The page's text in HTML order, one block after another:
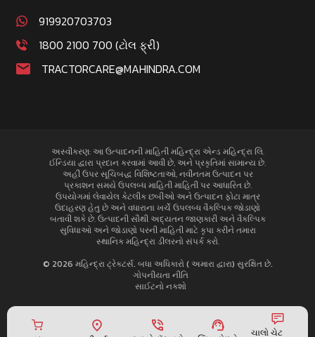
ચાલો ચેટ
919920703703
1800 2100 700 (ટોલ ફ્રી)
TRACTORCARE@MAHINDRA.COM
અસ્વીકરણ: આ ઉત્પાદનની માહિતી મહિન્દ્રા એન્ડ મહિન્દ્રા લિ.
ઈન્ડિયા દ્વારા પ્રદાન કરવામાં આવી છે, અને પ્રકૃતિમાં સામાન્ય છે.
અહીં ઉપર સૂચિબદ્ધ વિશિષ્ટતાઓ, નવીનતમ ઉત્પાદન પર
પ્રકાશન સમયે ઉપલબ્ધ માહિતી માહિતી પર આધારિત છે.
ઉપયોગમાં લેવાયેલ કેટલીક છબીઓ અને ઉત્પાદન ફોટા માત્ર
ઉદાહરણ હેતુ છે અને વધારાના ખર્ચે ઉપલબ્ધ વૈકલ્પિક જોડાણો
બતાવી શકે છે. ઉત્પાદની સૌથી અદ્યતન જાણકારી અને વૈકલ્પિક
સુવિધાઓ અને જોડાણો પરની માહિતી માટે કૃપા કરીને તમારા
સ્થાનિક મહિન્દ્રા ડીલરનો સંપર્ક કરો.
© 2026 મહિન્દ્રા ટ્રેક્ટર્સ. બધા અધિકારો ( અમારા દ્વારા) સુરક્ષિત છે.
ગોપનીયતા નીતિ
સાઈટનો નક્શો